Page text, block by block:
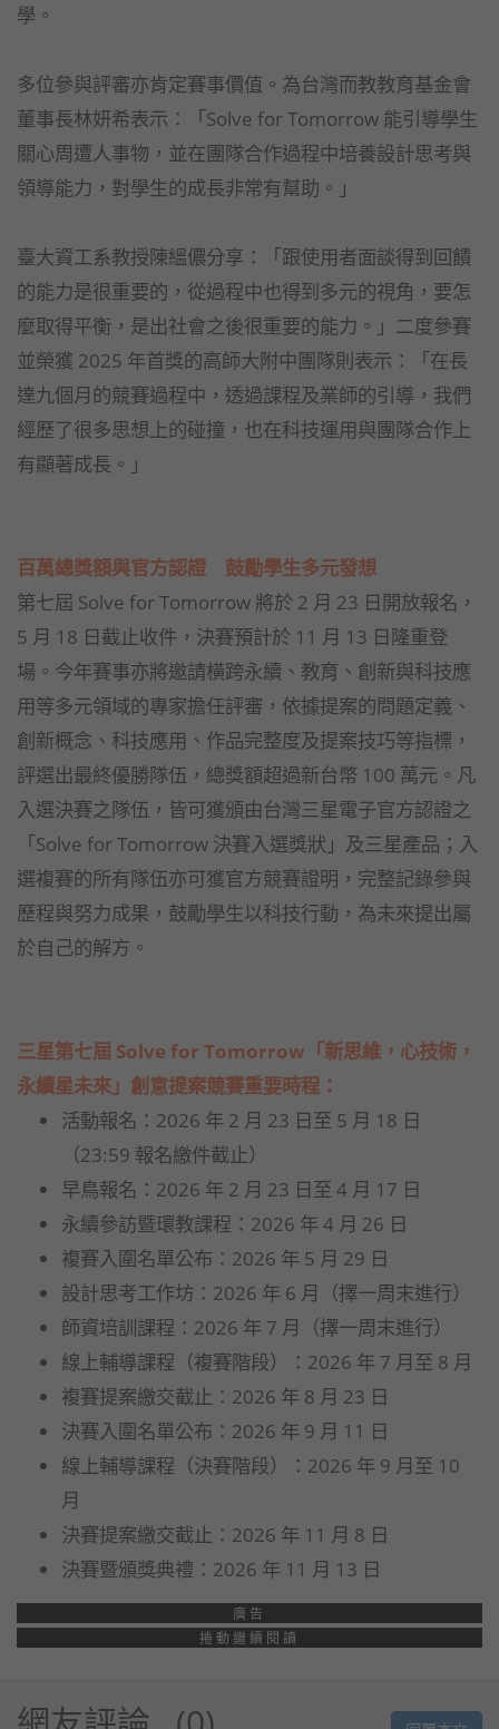
學。
多位參與評審亦肯定賽事價值。為台灣而教教育基金會
董事長林妍希表示：「Solve for Tomorrow 能引導學生
關心周遭人事物，並在團隊合作過程中培養設計思考與
領導能力，對學生的成長非常有幫助。」
臺大資工系教授陳縕儂分享：「跟使用者面談得到回饋
的能力是很重要的，從過程中也得到多元的視角，要怎
麼取得平衡，是出社會之後很重要的能力。」二度參賽
並榮獲 2025 年首獎的高師大附中團隊則表示：「在長
達九個月的競賽過程中，透過課程及業師的引導，我們
經歷了很多思想上的碰撞，也在科技運用與團隊合作上
有顯著成長。」
百萬總獎額與官方認證 鼓勵學生多元發想
第七屆 Solve for Tomorrow 將於 2 月 23 日開放報名，
5 月 18 日截止收件，決賽預計於 11 月 13 日隆重登
場。今年賽事亦將邀請橫跨永續、教育、創新與科技應
用等多元領域的專家擔任評審，依據提案的問題定義、
創新概念、科技應用、作品完整度及提案技巧等指標，
評選出最終優勝隊伍，總獎額超過新台幣 100 萬元。凡
入選決賽之隊伍，皆可獲頒由台灣三星電子官方認證之
「Solve for Tomorrow 決賽入選獎狀」及三星產品；入
選複賽的所有隊伍亦可獲官方競賽證明，完整記錄參與
歷程與努力成果，鼓勵學生以科技行動，為未來提出屬
於自己的解方。
三星第七屆 Solve for Tomorrow「新思維，心技術，
永續星未來」創意提案競賽重要時程：
活動報名：2026 年 2 月 23 日至 5 月 18 日
（23:59 報名繳件截止）
早鳥報名：2026 年 2 月 23 日至 4 月 17 日
永續參訪暨環教課程：2026 年 4 月 26 日
複賽入圍名單公布：2026 年 5 月 29 日
設計思考工作坊：2026 年 6 月（擇一周末進行）
師資培訓課程：2026 年 7 月（擇一周末進行）
線上輔導課程（複賽階段）：2026 年 7 月至 8 月
複賽提案繳交截止：2026 年 8 月 23 日
決賽入圍名單公布：2026 年 9 月 11 日
線上輔導課程（決賽階段）：2026 年 9 月至 10
月
決賽提案繳交截止：2026 年 11 月 8 日
決賽暨頒獎典禮：2026 年 11 月 13 日
廣告
捲動繼續閱讀